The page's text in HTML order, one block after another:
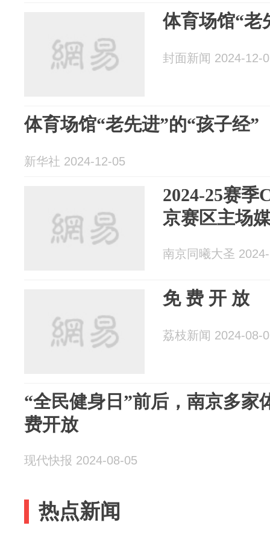
体育场馆“老
封面新闻 2024-12-
体育场馆“老先进”的“孩子经”
新华社 2024-12-05
2024-25赛季
京赛区主场
南京同曦大圣
免 费 开 放
荔枝新闻 2024-08-
“全民健身日”前后，南京多家
费开放
现代快报 2024-08-05
热点新闻